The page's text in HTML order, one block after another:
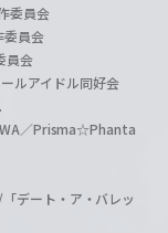
委員会
員会
員会
ルアイドル同好会
／Prisma☆Phanta
デート・ア・バレッ